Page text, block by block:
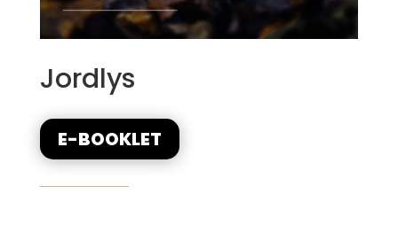
Jordlys
E-BOOKLET